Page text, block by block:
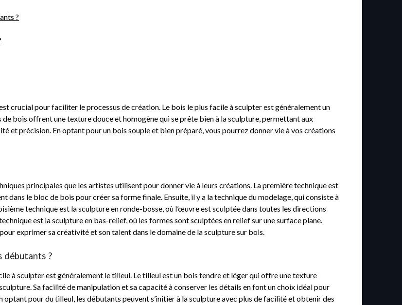
?
crucial pour faciliter le processus de création. Le bois le plus facile à sculpter est généralement un
bois offrent une texture douce et homogène qui se prête bien à la sculpture, permettant aux
et précision. En optant pour un bois souple et bien préparé, vous pourrez donner vie à vos créations
principales que les artistes utilisent pour donner vie à leurs créations. La première technique est
dans le bloc de bois pour créer sa forme finale. Ensuite, il y a la technique du modelage, qui consiste à
technique est la sculpture en ronde-bosse, où l’œuvre est sculptée dans toutes les directions
est la sculpture en bas-relief, où les formes sont sculptées en relief sur une surface plane.
exprimer sa créativité et son talent dans le domaine de la sculpture sur bois.
débutants ?
à sculpter est généralement le tilleul. Le tilleul est un bois tendre et léger qui offre une texture
Sa facilité de manipulation et sa capacité à conserver les détails en font un choix idéal pour
optant pour du tilleul, les débutants peuvent s’initier à la sculpture avec plus de facilité et obtenir des